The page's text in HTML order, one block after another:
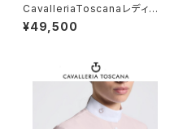
CavalleriaToscanaレディスS
Sトレーニングポロ POD404
JE022
¥49,500